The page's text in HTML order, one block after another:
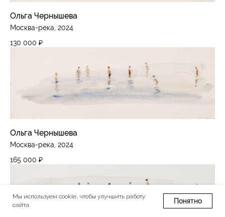
Ольга Чернышева
Москва-река, 2024
130 000 ₽
Ольга Чернышева
Москва-река, 2024
165 000 ₽
Мы используем cookie, чтобы улучшить работу
сайта.
Понятно